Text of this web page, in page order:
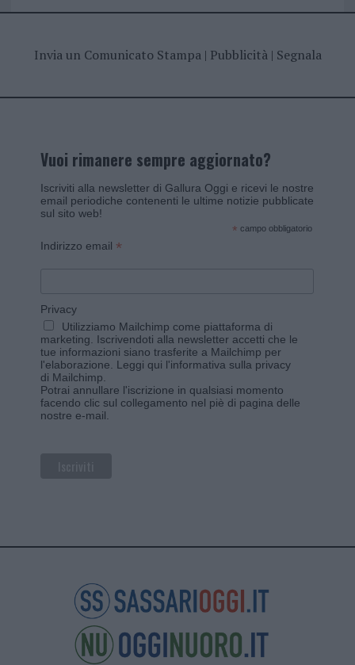
Invia un Comunicato Stampa| Pubblicità| Segnala
Vuoi rimanere sempre aggiornato?
Iscriviti alla newsletter di Gallura Oggi e ricevi le nostre
email periodiche contenenti le ultime notizie pubblicate
sul sito web!
* campo obbligatorio
Indirizzo email *
Privacy
Utilizziamo Mailchimp come piattaforma di
marketing. Iscrivendoti alla newsletter accetti che le
tue informazioni siano trasferite a Mailchimp per
l'elaborazione. Leggi qui l'informativa sulla privacy
di Mailchimp
Potrai annullare l'iscrizione in qualsiasi momento
facendo clic sul collegamento nel piè di pagina delle
nostre e-mail.